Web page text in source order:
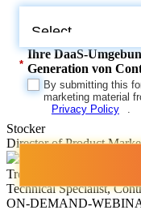
*
By submitting this
marketing material
Privacy Policy
.
Ihre DaaS-
Generation von
Stocker
Director of Product
Trentent Tye
Technical Specialist,
ON-DEMAND-